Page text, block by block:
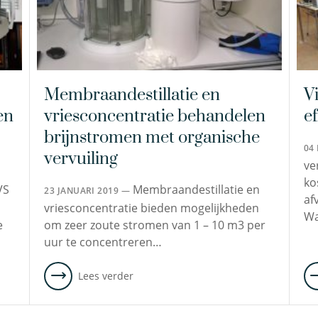
het
behalen
van
zijn
geofysica
werkte
hij
vier
lang
in
een
Universiteit
Membraandestillatie en
vriesconcentratie behandelen
brijnstromen met organische
vervuiling
23 JANUARI 2019 — Membraandestillatie en
vriesconcentratie bieden mogelijkheden
om zeer zoute stromen van 1 – 10 m3 per
uur te concentreren…
Lees verder
04